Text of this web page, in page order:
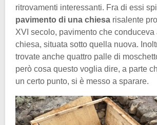
ritrovamenti interessanti. Fra di essi
pavimento di una chiesa risalente
XVI secolo, pavimento che conduceva
chiesa, situata sotto quella nuova.
trovate anche quattro palle di
però cosa questo voglia dire, a parte
un certo punto, si è messo a sparare.